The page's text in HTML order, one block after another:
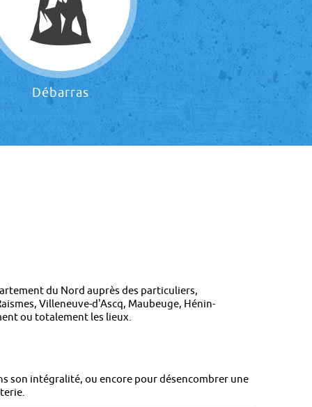
Débarras
du Nord auprès des particuliers,
Villeneuve-d'Ascq, Maubeuge, Hénin-
ou totalement les lieux.
son intégralité, ou encore pour désencombrer une